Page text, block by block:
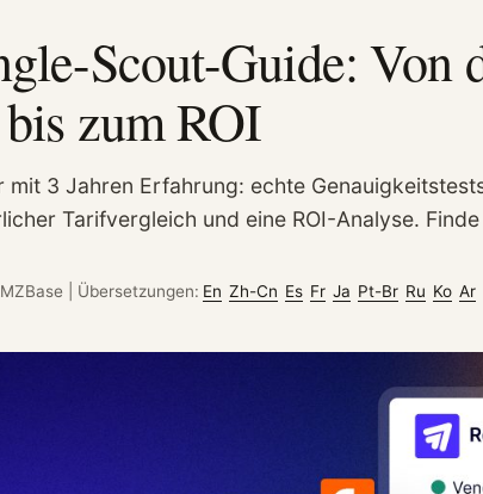
Scout-Guide: Von
zum ROI
3 Jahren Erfahrung: echte
Tarifvergleich und eine ROI-Analyse.
Übersetzungen: En Zh-Cn Es Fr Ja Pt-Br Ru Ko Ar